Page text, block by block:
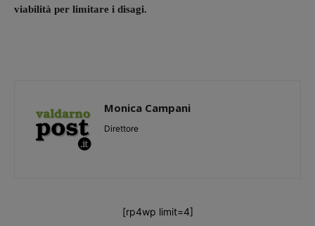
viabilità per limitare i disagi.
Monica Campani
Direttore
[rp4wp limit=4]